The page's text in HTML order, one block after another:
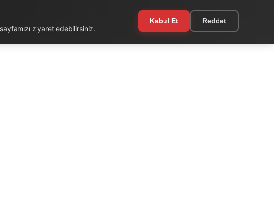
sayfamızı ziyaret edebilirsiniz.
Kabul Et Reddet